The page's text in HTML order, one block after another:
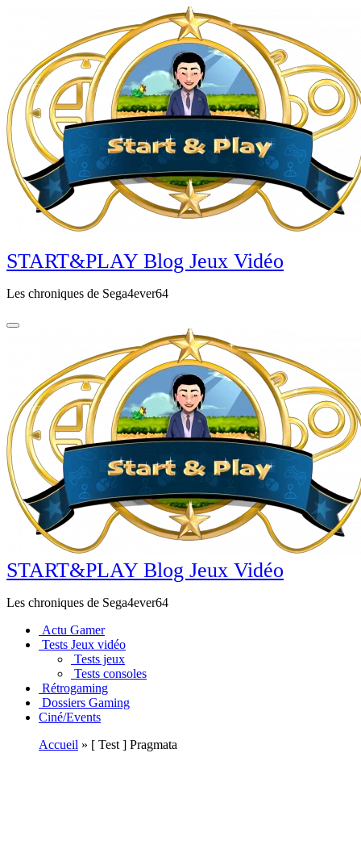
principal
START&PLAY Blog Jeux Vidéo
Les chroniques de Sega4ever64
START&PLAY Blog Jeux Vidéo
Les chroniques de Sega4ever64
Actu Gamer
Tests Jeux vidéo
Tests jeux
Tests consoles
Rétrogaming
Dossiers Gaming
Ciné/Events
Accueil » [ Test ] Pragmata